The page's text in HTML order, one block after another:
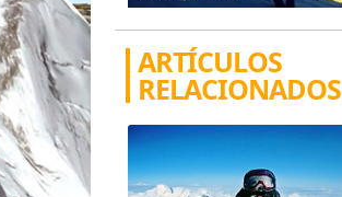
ARTÍCULOS
RELACIONADOS